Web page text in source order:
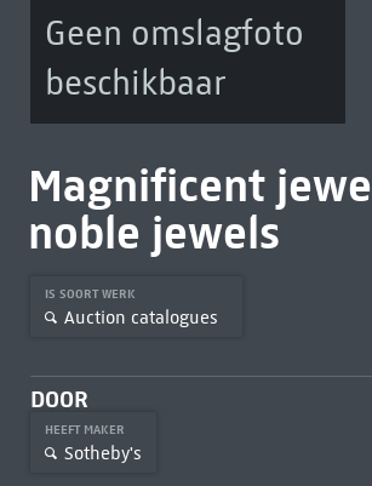
Geen omslagfoto
beschikbaar
Magnificent
noble jewels
IS SOORT WERK
Auction catalogues
DOOR
HEEFT MAKER
Sotheby's